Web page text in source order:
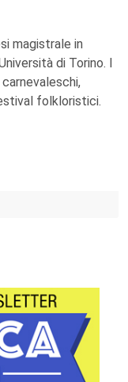
magistrale in
di Torino. I
folkloristici.